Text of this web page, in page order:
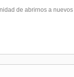
de abrirnos a nuevos